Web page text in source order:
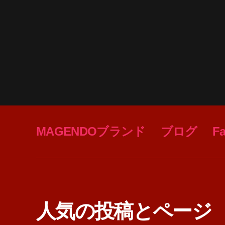
MAGENDOブランド ブログ
人気の投稿とページ